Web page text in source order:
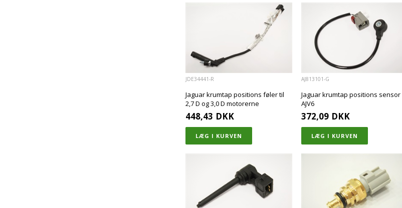
JDE34441-R
Jaguar krumtap positions føler til
2,7 D og 3,0 D motorerne
448,43 DKK
AJ813101-G
Jaguar krumtap positions sensor
AJV6
372,09 DKK